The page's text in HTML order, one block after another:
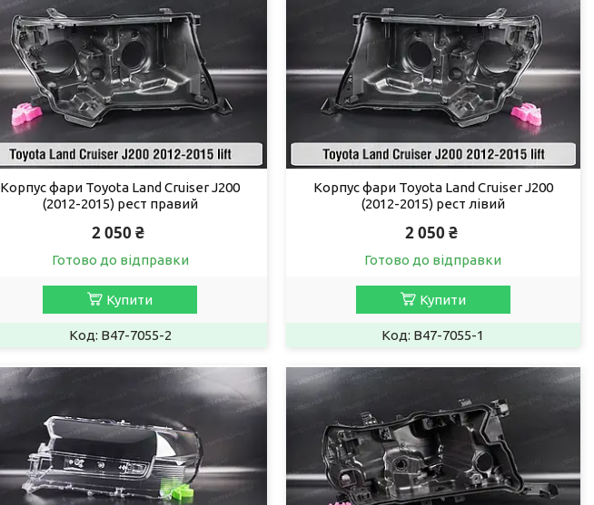
Корпус фари Toyota Land Cruiser J200
(2012-2015) рест правий
2 050 ₴
Готово до відправки
Купити
B47-7055-2
Корпус фари Toyota Land Cruiser J200
(2012-2015) рест лівий
2 050 ₴
Готово до відправки
Купити
B47-7055-1